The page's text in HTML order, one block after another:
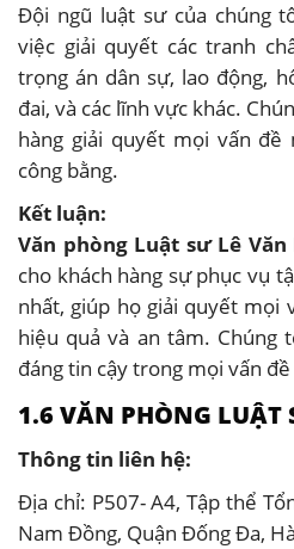
Đội ngũ luật sư của chúng
việc giải quyết các tranh
trọng án dân sự, lao động,
đai, và các lĩnh vực khác.
hàng giải quyết mọi vấn đề
công bằng.
Kết luận:
Văn phòng Luật sư Lê Văn
cho khách hàng sự phục vụ
nhất, giúp họ giải quyết mọi
hiệu quả và an tâm. Chúng
đáng tin cậy trong mọi vấn
1.6 VĂN PHÒNG LUẬT
Thông tin liên hệ:
Địa chỉ: P507- A4, Tập thể
Nam Đồng, Quận Đống Đa,